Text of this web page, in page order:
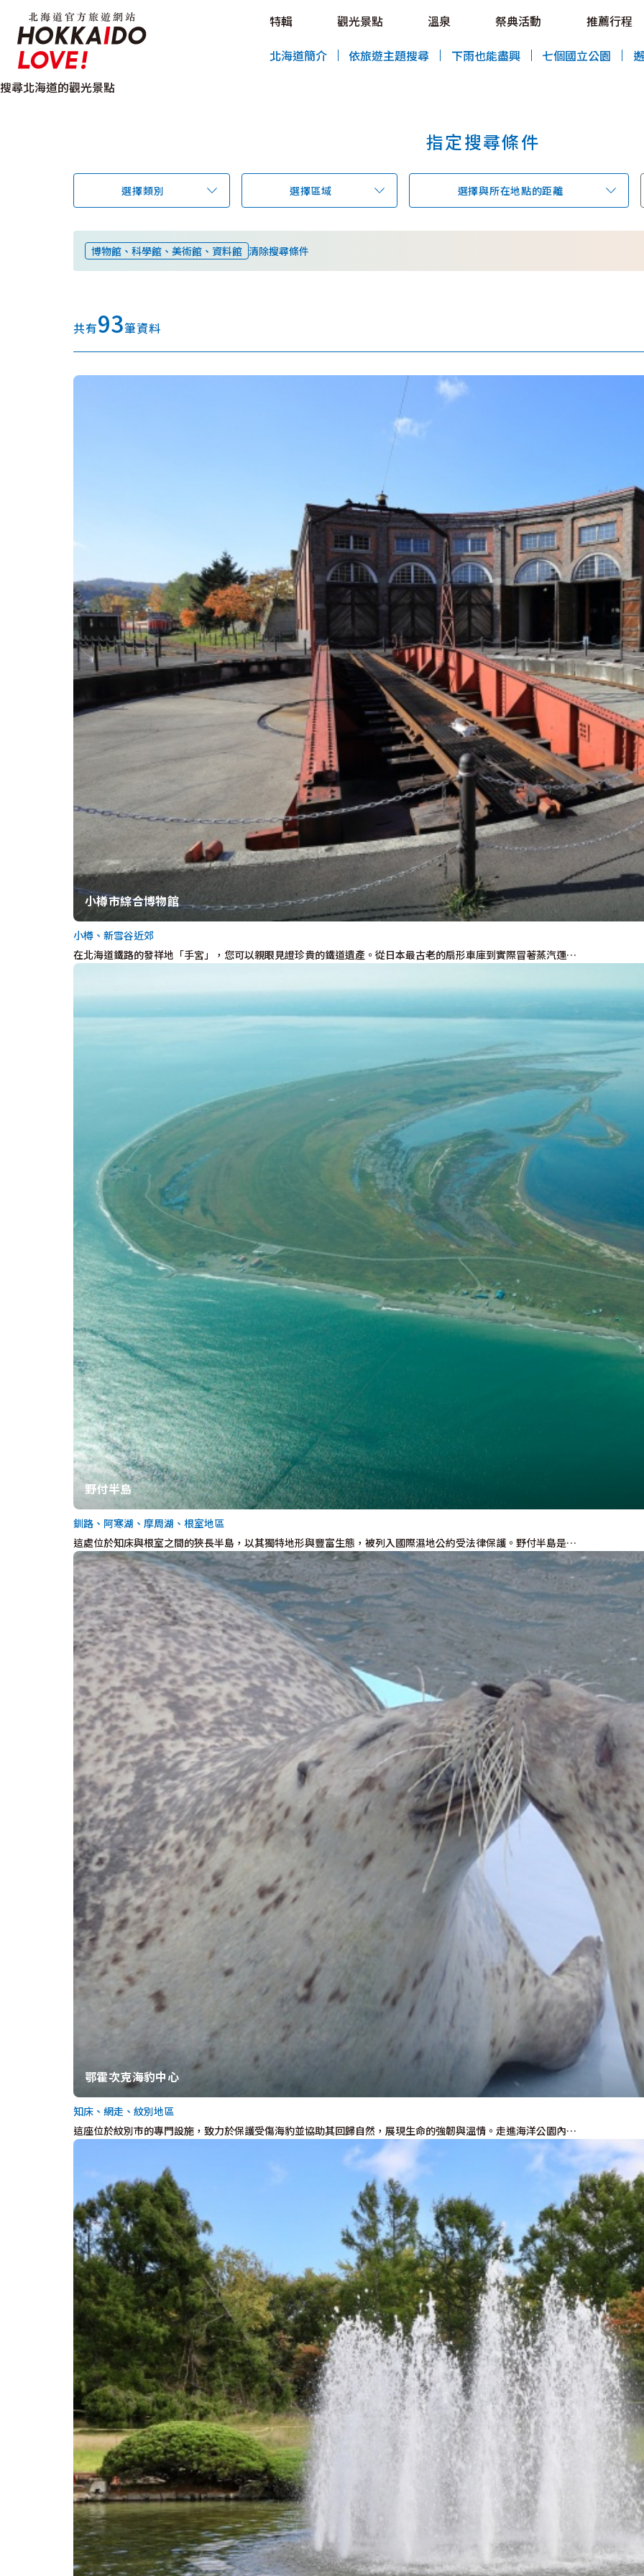
北海道官方旅遊網站 HOKKAIDO LOVE!
北海道官方旅遊網站 HOKKAIDO LOVE!
特輯 觀光景點 溫泉 祭典活動
推薦行程
北海道簡介
依旅遊主題搜尋 下雨也能盡興 七個國立公園
特輯
溫泉
祭典活動
推薦行程
區域指南
預約
依旅遊主題搜尋
七個國立公園
Faceb
ook
照片集
觀光手冊
使用條款
隱私權政策摘要
Cookie 政策
關於我們
連結
搜尋北海道的觀光景點
指定搜尋條件
選擇類別 選擇區域 選擇與所在地點的距離
博物館、科學館、美術館、資料館 清除搜尋條件
共有93筆資料
小樽市綜合博物館
在北海道鐵路的發祥地「手宮」，您可以親眼見證珍貴的鐵道遺產。從日本最古老的扇形車庫到實際冒著蒸汽運…
小樽、新雪谷近郊
野付半島
這處位於知床與根室之間的狹長半島，以其獨特地形與豐富生態，被列入國際濕地公約受法律保護。野付半島是…
釧路、阿寒湖、摩周湖、根室地區
鄂霍次克海豹中心
這座位於紋別市的專門設施，致力於保護受傷海豹並協助其回歸自然，展現生命的強韌與溫情。走進海洋公園內…
知床、網走、紋別地區